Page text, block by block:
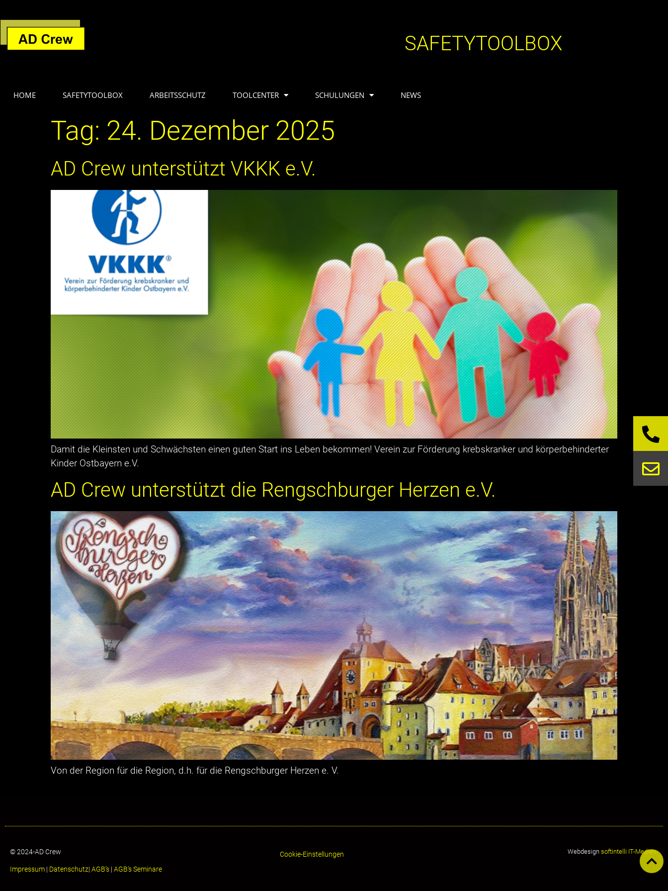
SAFETYTOOLBOX
HOME SAFETYTOOLBOX ARBEITSSCHUTZ TOOLCENTER SCHULUNGEN NEWS
Tag: 24. Dezember 2025
AD Crew unterstützt VKKK e.V.
Damit die Kleinsten und Schwächsten einen guten Start ins Leben bekommen! Verein zur Förderung krebskranker und körperbehinderter
Kinder Ostbayern e.V.
AD Crew unterstützt die Rengschburger Herzen e.V.
Von der Region für die Region, d.h. für die Rengschburger Herzen e. V.
© 2024-AD Crew
Impressum | Datenschutz| AGB’s | AGB’s Seminare
Cookie-Einstellungen Webdesign softintelli IT-Medien